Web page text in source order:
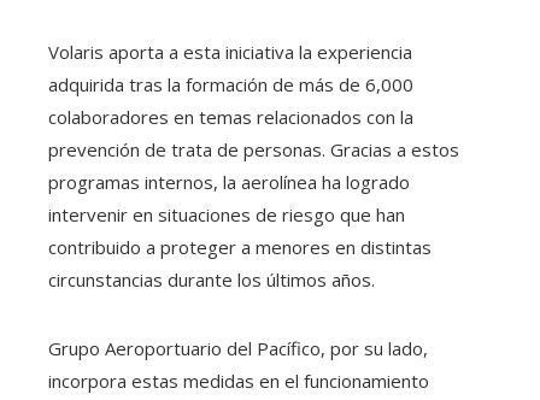
Volaris aporta a esta iniciativa la experiencia
adquirida tras la formación de más de 6,000
colaboradores en temas relacionados con la
prevención de trata de personas. Gracias a estos
programas internos, la aerolínea ha logrado
intervenir en situaciones de riesgo que han
contribuido a proteger a menores en distintas
circunstancias durante los últimos años.
Grupo Aeroportuario del Pacífico, por su lado,
incorpora estas medidas en el funcionamiento